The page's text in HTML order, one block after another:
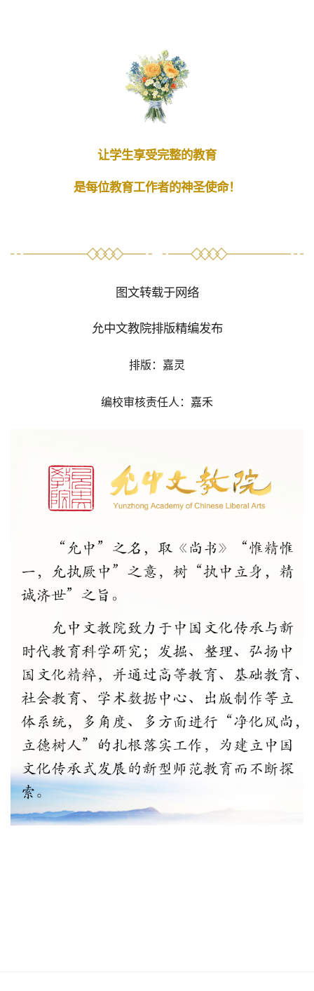
让学生享受完整的教育
是每位教育工作者的神圣使命！
图文转载于网络
允中文教院排版精编发布
排版：嘉灵
编校审核责任人：嘉禾